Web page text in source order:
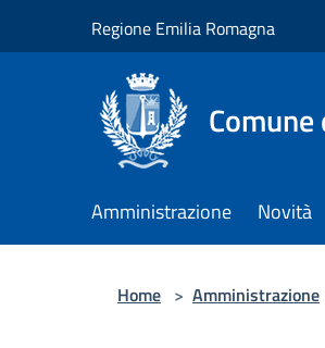
Regione Emilia Romagna
Amministrazione Novità
Home > Amministrazione